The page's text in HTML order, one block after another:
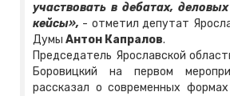
участвовать в дебатах,
кейсы», - отметил депутат
Думы Антон Капралов.
Председатель Ярославской
Боровицкий на первом
рассказал о современных